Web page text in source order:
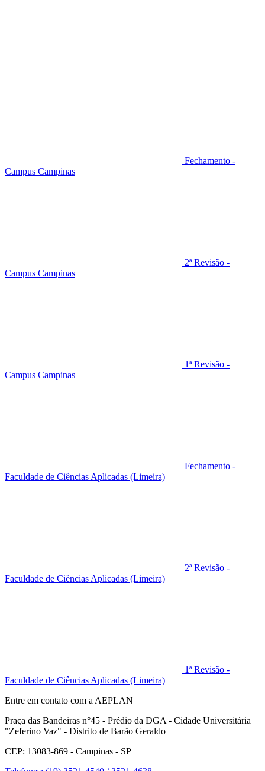
Fechamento -
Campus Campinas
2ª Revisão -
Campus Campinas
1ª Revisão -
Campus Campinas
Fechamento -
Faculdade de Ciências Aplicadas (Limeira)
2ª Revisão -
Faculdade de Ciências Aplicadas (Limeira)
1ª Revisão -
Faculdade de Ciências Aplicadas (Limeira)
Entre em contato com a AEPLAN
Praça das Bandeiras n°45 - Prédio da DGA - Cidade Universitária
"Zeferino Vaz" - Distrito de Barão Geraldo
CEP: 13083-869 - Campinas - SP